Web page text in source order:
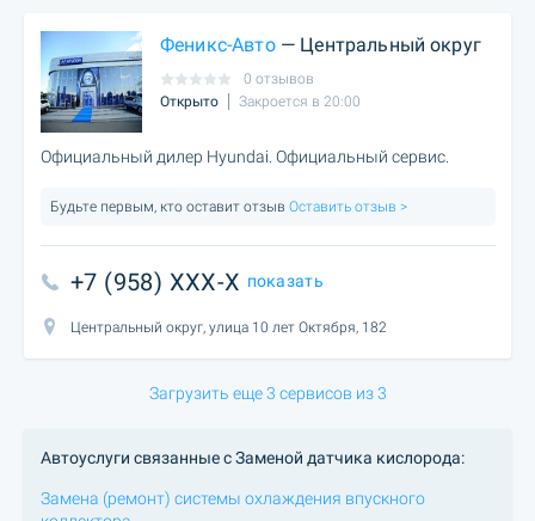
Феникс-Авто— Центральный округ
0 отзывов
Открыто
Закроется в 20:00
Официальный дилер Hyundai. Официальный сервис.
Будьте первым, кто оставит отзыв Оставить отзыв >
+7 (958) XXX-X показать
Центральный округ, улица 10 лет Октября, 182
Загрузить еще 3 сервисов из 3
Автоуслуги связанные с Заменой датчика кислорода:
Замена (ремонт) системы охлаждения впускного